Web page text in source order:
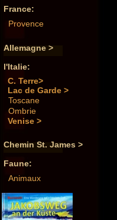
France:
Provence
Allemagne >
l'Italie:
C. Terre>
Lac de Garde >
Toscane
Ombrie
Venise >
Chemin St. James >
Faune:
Animaux